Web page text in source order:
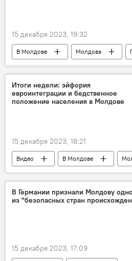
15 декабря 2023, 19:32
В Молдове Молдова
Политика
Итоги недели: эйфория
евроинтеграции и бедственное
положение населения в Молдове
15 декабря 2023, 18:21
Видео В Молдове
Итоги недели
В Германии признали Молдову
из "безопасных стран
15 декабря 2023, 17:09